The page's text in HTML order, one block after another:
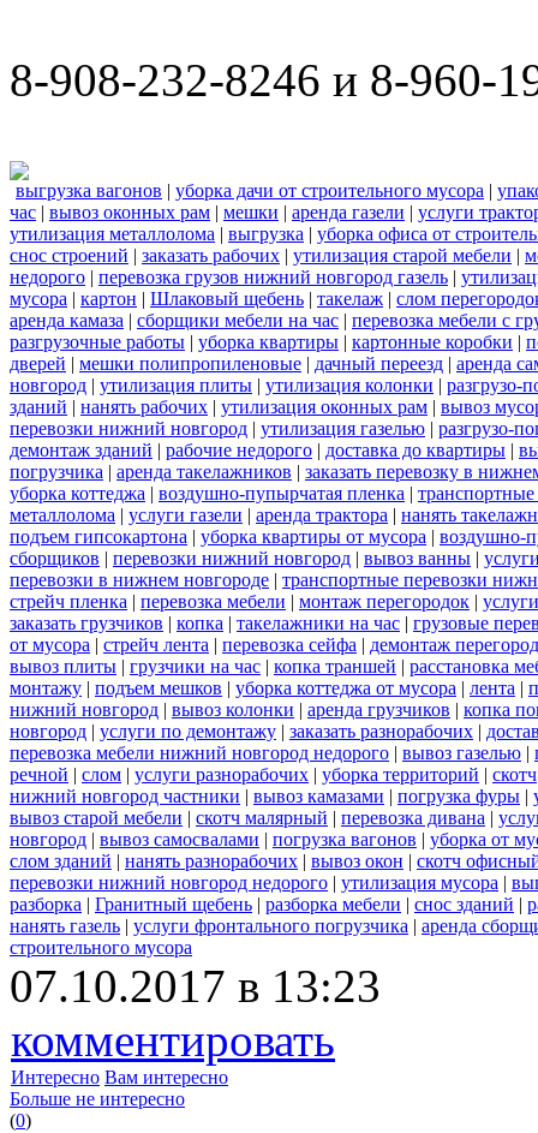
8-908-232-8246 и 8-960-
выгрузка вагонов | уборка дачи от строительного мусора |
час | вывоз оконных рам | мешки | аренда газели | услуги
утилизация металлолома | выгрузка | уборка офиса от
снос строений | заказать рабочих | утилизация старой мебели |
недорого | перевозка грузов нижний новгород газель |
мусора | картон | Шлаковый щебень | такелаж | слом
аренда камаза | сборщики мебели на час | перевозка мебели с
разгрузочные работы | уборка квартиры | картонные коробки |
дверей | мешки полипропиленовые | дачный переезд | аренда
новгород | утилизация плиты | утилизация колонки | разгрузо-
зданий | нанять рабочих | утилизация оконных рам | вывоз
перевозки нижний новгород | утилизация газелью | разгрузо-
демонтаж зданий | рабочие недорого | доставка до квартиры |
погрузчика | аренда такелажников | заказать перевозку в
уборка коттеджа | воздушно-пупырчатая пленка | транспортные
металлолома | услуги газели | аренда трактора | нанять
подъем гипсокартона | уборка квартиры от мусора | воздушно-
сборщиков | перевозки нижний новгород | вывоз ванны |
перевозки в нижнем новгороде | транспортные перевозки
стрейч пленка | перевозка мебели | монтаж перегородок |
заказать грузчиков | копка | такелажники на час | грузовые
от мусора | стрейч лента | перевозка сейфа | демонтаж
вывоз плиты | грузчики на час | копка траншей | расстановка
монтажу | подъем мешков | уборка коттеджа от мусора | лента |
нижний новгород | вывоз колонки | аренда грузчиков | копка
новгород | услуги по демонтажу | заказать разнорабочих |
перевозка мебели нижний новгород недорого | вывоз газелью |
речной | слом | услуги разнорабочих | уборка территорий | скотч
нижний новгород частники | вывоз камазами | погрузка фуры |
вывоз старой мебели | скотч малярный | перевозка дивана |
новгород | вывоз самосвалами | погрузка вагонов | уборка от
слом зданий | нанять разнорабочих | вывоз окон | скотч
перевозки нижний новгород недорого | утилизация мусора |
разборка | Гранитный щебень | разборка мебели | снос зданий |
нанять газель | услуги фронтального погрузчика | аренда
строительного мусора
07.10.2017 в 13:23
комментировать
Интересно Вам интересно
Больше не интересно
(0)